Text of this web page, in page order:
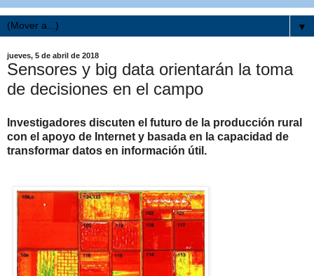
▼
jueves, 5 de abril de 2018
Sensores y big data orientarán la toma
de decisiones en el campo
Investigadores discuten el futuro de la producción rural
con el apoyo de Internet y basada en la capacidad de
transformar datos en información útil.